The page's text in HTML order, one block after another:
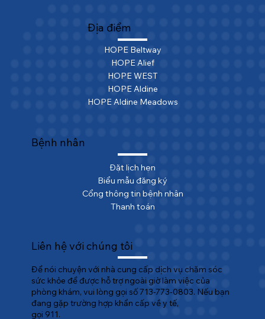
Địa điểm
HOPE Beltway
HOPE Alief
HOPE WEST
HOPE Aldine
HOPE Aldine Meadows
Bệnh nhân
Đặt lịch hẹn
Biểu mẫu đăng ký
Cổng thông tin bệnh nhân
Thanh toán
Liên hệ với chúng tôi
Để nói chuyện với nhà cung cấp dịch vụ chăm sóc
sức khỏe để được hỗ trợ ngoài giờ làm việc của
phòng khám, vui lòng gọi số 713-773-0803. Nếu bạn
đang gặp trường hợp khẩn cấp về y tế,
gọi 911.